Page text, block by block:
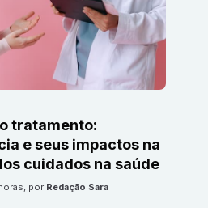
tratamento:
e seus impactos na
cuidados na saúde
, por Redação Sara